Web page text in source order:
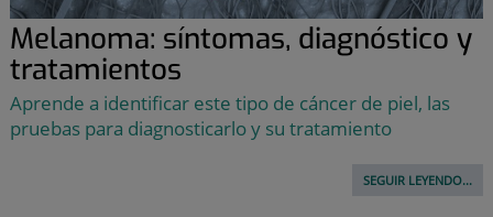
Melanoma: síntomas, diagnóstico y
tratamientos
Aprende a identificar este tipo de cáncer de piel, las
pruebas para diagnosticarlo y su tratamiento
SEGUIR LEYENDO...